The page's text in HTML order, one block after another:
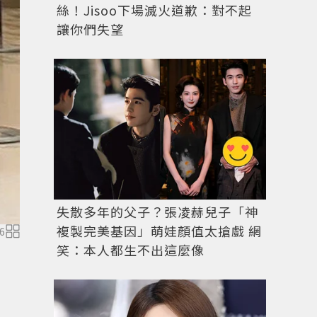
6
絲！Jisoo下場滅火道歉：對不起
讓你們失望
失散多年的父子？張凌赫兒子「神
複製完美基因」萌娃顏值太搶戲 網
笑：本人都生不出這麼像